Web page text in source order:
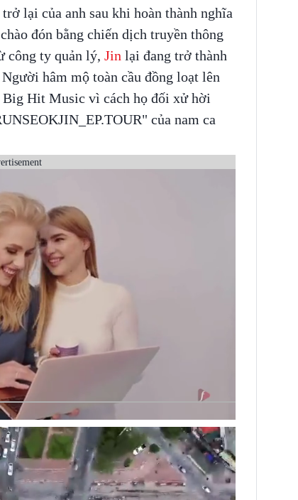
lại của anh sau khi hoàn thành nghĩa
đón bằng chiến dịch truyền thông
công ty quản lý, Jin lại đang trở thành
hâm mộ toàn cầu đồng loạt lên
Hit Music vì cách họ đối xử hời
của nam ca